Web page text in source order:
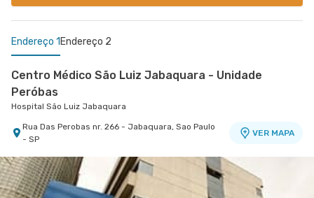
Endereço 1 Endereço 2
Centro Médico São Luiz Jabaquara - Unidade
Peróbas
Hospital São Luiz Jabaquara
Rua Das Perobas nr. 266 - Jabaquara, Sao Paulo
- SP
VER MAPA
Centro Médico São Luiz Itaim - Unidade Healthplace
Hospital São Luiz Itaim
Rua Doutor Alceu de Campos Rodrigues nr. 229